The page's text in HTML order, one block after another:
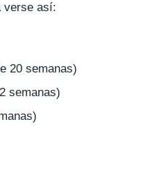
verse así:
20 semanas)
semanas)